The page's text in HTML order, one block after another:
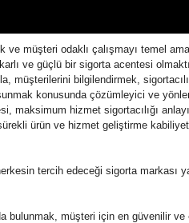
ve müşteri odaklı çalışmayı temel
ve güçlü bir sigorta acentesi
müşterilerini bilgilendirmek,
konusunda çözümleyici ve
maksimum hizmet sigortacılığı
ürün ve hizmet geliştirme
tercih edeceği sigorta markası
bulunmak, müşteri için en güvenilir